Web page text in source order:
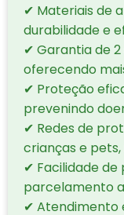
✔ Materiais de
durabilidade e
✔ Garantia de
oferecendo
✔ Proteção
prevenindo
✔ Redes de
crianças e
✔ Facilidade
parcelamento
✔ Atendimento